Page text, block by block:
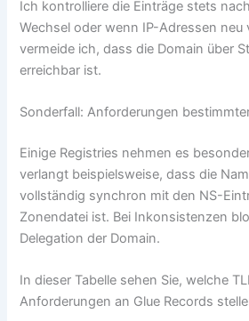
Ich kontrolliere die Einträge stets
Wechsel oder wenn IP-Adressen neu
vermeide ich, dass die Domain über
erreichbar ist.
Sonderfall: Anforderungen
Einige Registries nehmen es
verlangt beispielsweise, dass die
vollständig synchron mit den NS-
Zonendatei ist. Bei Inkonsistenzen
Delegation der Domain.
In dieser Tabelle sehen Sie, welche
Anforderungen an Glue Records